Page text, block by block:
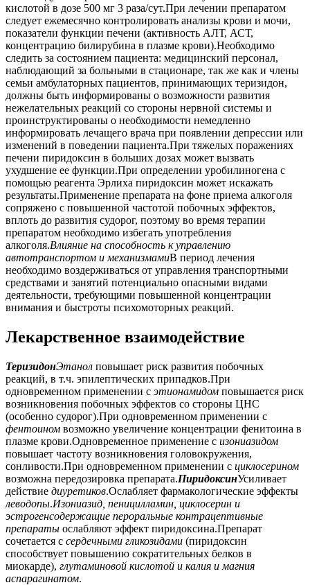
кислотой в дозе 500 мг 3 раза/сут.При лечении препаратом
следует ежемесячно контролировать анализы крови и мочи,
показатели функции печени (активность АЛТ, АСТ,
концентрацию билирубина в плазме крови).Необходимо
следить за состоянием пациента: медицинский персонал,
наблюдающий за больными в стационаре, так же как и члены
семьи амбулаторных пациентов, принимающих теризидон,
должны быть информированы о возможности развития
нежелательных реакций со стороны нервной системы и
проинструктированы о необходимости немедленно
информировать лечащего врача при появлении депрессии или
изменений в поведении пациента.При тяжелых поражениях
печени пиридоксин в больших дозах может вызвать
ухудшение ее функции.При определении уробилиногена с
помощью реагента Эрлиха пиридоксин может искажать
результаты.Применение препарата на фоне приема алкоголя
сопряжено с повышенной частотой побочных эффектов,
вплоть до развития судорог, поэтому во время терапии
препаратом необходимо избегать употребления
алкоголя.Влияние на способность к управлению
автотранспортом и механизмамиВ период лечения
необходимо воздерживаться от управления транспортными
средствами и занятий потенциально опасными видами
деятельности, требующими повышенной концентрации
внимания и быстроты психомоторных реакций.
Лекарственное взаимодействие
ТеризидонЭтанол повышает риск развития побочных
реакций, в т.ч. эпилептических припадков.При
одновременном применении с этионамидом повышается риск
возникновения побочных эффектов со стороны ЦНС
(особенно судорог).При одновременном применении с
фентоином возможно увеличение концентрации фенитоина в
плазме крови.Одновременное применение с изониазидом
повышает частоту возникновения головокружения,
сонливости.При одновременном применении с циклосерином
возможна передозировка препарата.ПиридоксинУсиливает
действие диуретиков.Ослабляет фармакологические эффекты
леводопы.Изониазид, пеницилламин, циклосерин и
эстрогенсодержащие пероральные контрацептивные
препараты ослабляют эффект пиридоксина.Препарат
сочетается с сердечными гликозидами (пиридоксин
способствует повышению сократительных белков в
миокарде), глутаминовой кислотой и калия и магния
аспарагинатом.